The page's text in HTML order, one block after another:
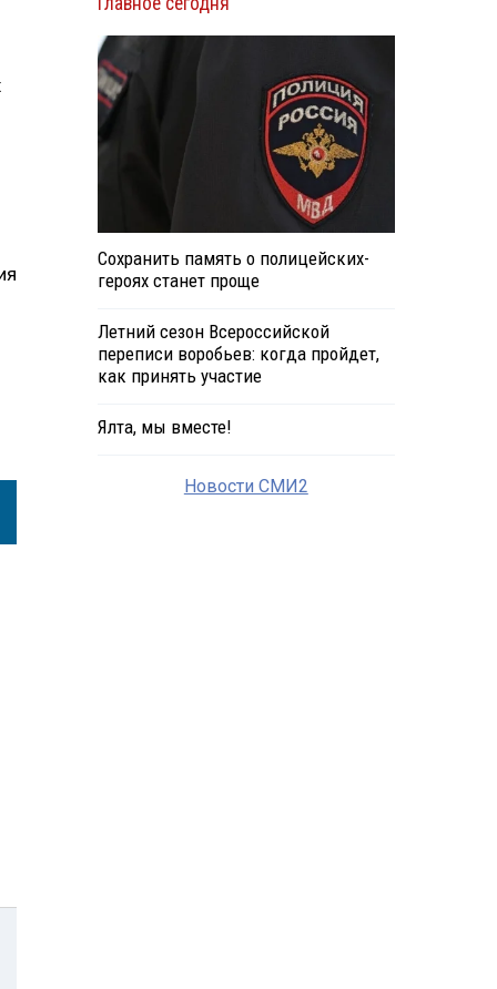
Сохранить память о полицейских-
героях станет проще
Летний сезон Всероссийской
переписи воробьев: когда пройдет,
как принять участие
Ялта, мы вместе!
Новости СМИ2